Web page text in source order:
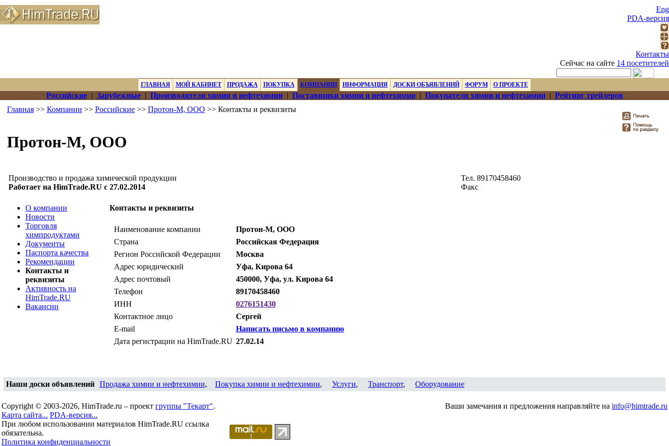
Eng
PDA-версия
Контакты
Сейчас на сайте 14 посетителей
ГЛАВНАЯ МОЙ КАБИНЕТ ПРОДАЖА ПОКУПКА КОМПАНИИ ИНФОРМАЦИЯ ДОСКИ ОБЪЯВЛЕНИЙ ФОРУМ О ПРОЕКТЕ
Российские| Зарубежные| Производители химии и нефтехимии| Поставщики химии и нефтехимии| Покупатели химии и нефтехимии| Рейтинг трейдеров
Главная>> Компании >> Российские>> Протон-М, ООО >> Контакты и реквизиты
Протон-М, ООО
Производство и продажа химической продукции
Работает на HimTrade.RU с 27.02.2014
Тел. 89170458460
Факс
О компании
Новости
Торговля
химпродуктами
Документы
Паспорта качества
Рекомендации
Контакты и
реквизиты
Активность на
HimTrade.RU
Вакансии
Контакты и реквизиты
Наименование компании
Протон-М, ООО
Страна
Российская Федерация
Регион Российской Федерации
Москва
Адрес юридический
Уфа, Кирова 64
Адрес почтовый
450000, Уфа, ул. Кирова 64
Телефон
89170458460
ИНН
0276151430
Контактное лицо
Сергей
E-mail
Написать письмо в компанию
Дата регистрации на HimTrade.RU 27.02.14
Наши доски объявлений Продажа химии и нефтехимии, Покупка химии и нефтехимии, Услуги, Транспорт, Оборудование
Copyright © 2003-2026, HimTrade.ru – проект группы "Текарт".
Карта сайта... PDA-версия...
При любом использовании материалов HimTrade.RU ссылка
обязательна.
Политика конфиденциальности
Ваши замечания и предложения направляйте на info@himtrade.ru